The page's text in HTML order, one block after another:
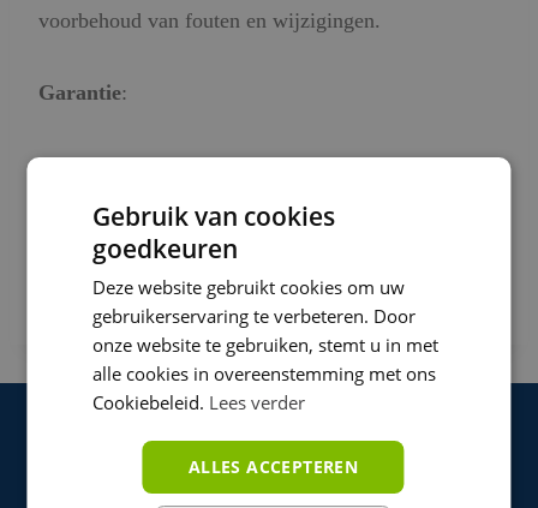
voorbehoud van fouten en wijzigingen.
Garantie:
Alle garantie loopt via de winkel, het artikel mag
winkel.
Na reparatie kunt u het artikel weer ophalen in onze
winkel aan de Ten Katestraat 34 in Amsterdam.
Populaire Producten
Gebruik van cookies
goedkeuren
Deze website gebruikt cookies om uw
gebruikerservaring te verbeteren. Door
onze website te gebruiken, stemt u in met
alle cookies in overeenstemming met ons
Cookiebeleid. Lees verder
ALLES ACCEPTEREN